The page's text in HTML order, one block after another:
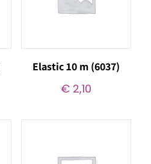
Elastic 10 m (6037)
€2,10